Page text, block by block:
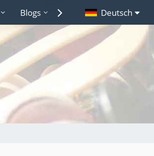
Blogs Lexikon Links
Deutsch